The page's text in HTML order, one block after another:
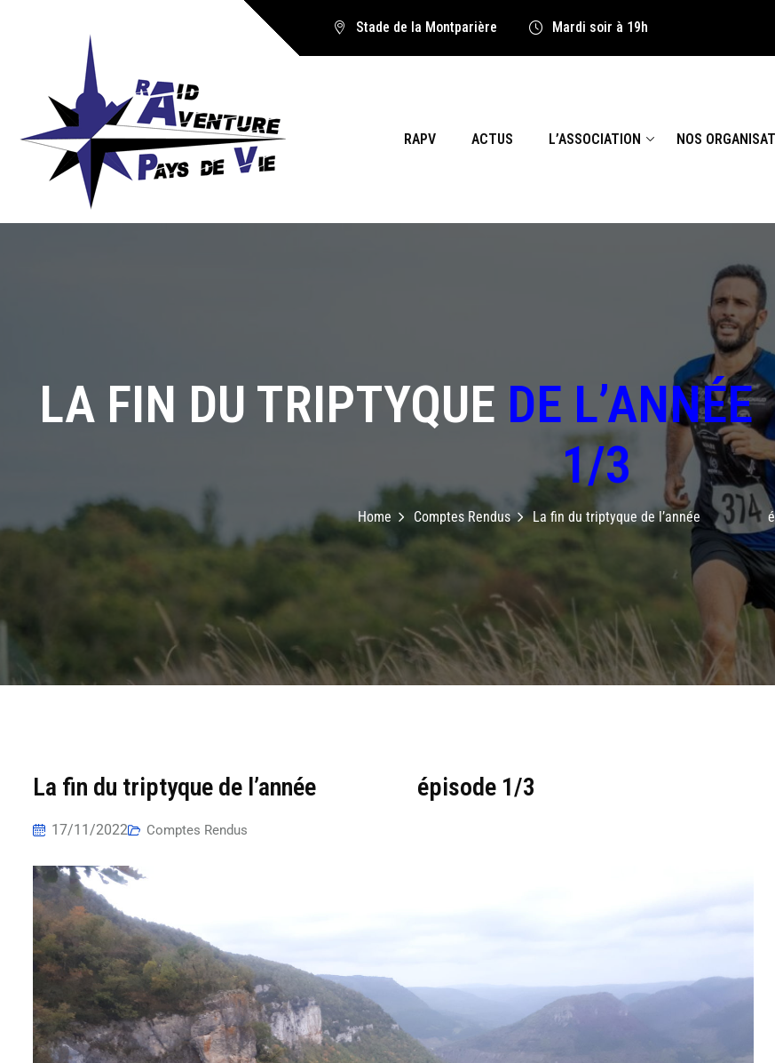
Stade de la Montparière Mardi soir à 19h
RAPV ACTUS L’ASSOCIATION NOS
LA FIN DU TRIPTYQUE DE
1/3
Home Comptes Rendus La fin du triptyque de l’année
La fin du triptyque de l’année épisode 1/3
17/11/2022 Comptes Rendus